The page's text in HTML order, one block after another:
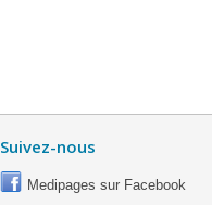
Suivez-nous
Medipages sur Facebook